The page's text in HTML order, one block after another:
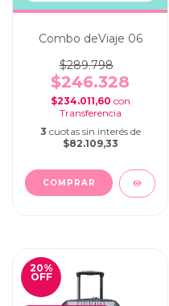
Combo deViaje 06
$289.798
$246.328
$234.011,60 con
3 cuotas sin interés de
$82.109,33
COMPRAR
20%
OFF